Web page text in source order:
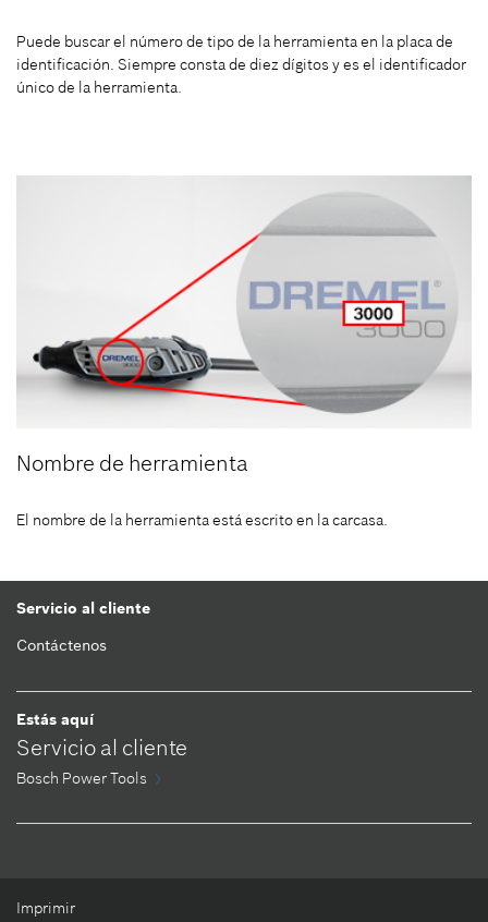
Puede buscar el número de tipo de la herramienta en la placa de
identificación. Siempre consta de diez dígitos y es el identificador
único de la herramienta.
Nombre de herramienta
El nombre de la herramienta está escrito en la carcasa.
Servicio al cliente
Contáctenos
Estás aquí
Servicio al cliente
Bosch Power Tools
Imprimir